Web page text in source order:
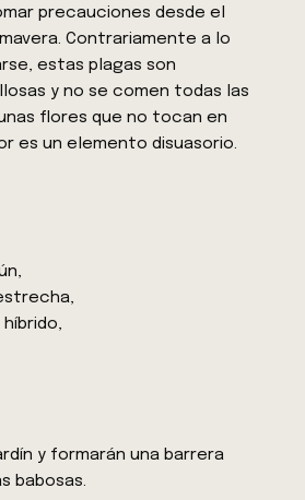
precauciones desde el
Contrariamente a lo
estas plagas son
y no se comen todas las
flores que no tocan en
es un elemento disuasorio.
híbrido,
y formarán una barrera
babosas.